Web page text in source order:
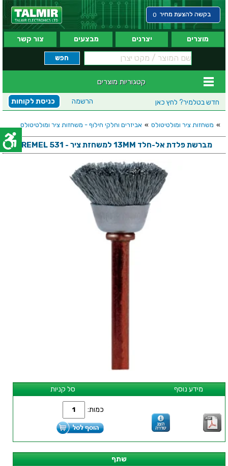
בקשה להצעת מחיר 0
מוצרים יצרנים מבצעים צור קשר
קטגוריות מוצרים
חדש בטלמיר? לחץ כאן כניסת לקוחות הרשמה
» משחזות ציר ומולטיטולס » אביזרים וחלקי חילוף - משחזות ציר ומולטיטולס
מברשת פלדת אל-חלד 13MM למשחזת ציר - DREMEL 531
סל קניות מידע נוסף
כמות:
שתף